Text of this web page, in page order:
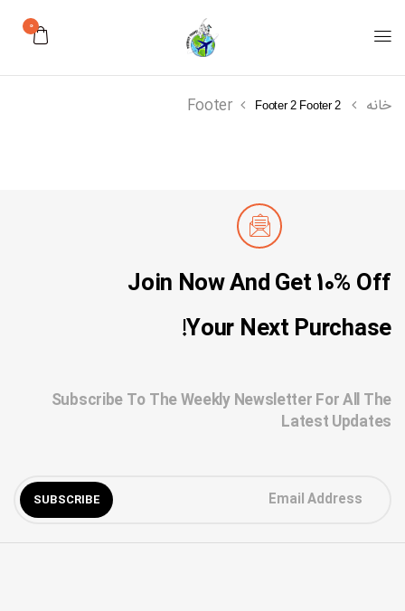
0
خانه Footer Footer 2 Footer 2
Join Now And Get 10% Off
Your Next Purchase!
Subscribe To The Weekly Newsletter For All The
Latest Updates